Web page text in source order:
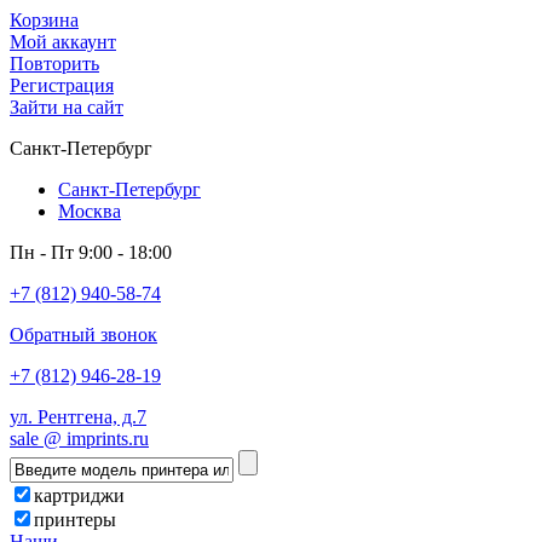
Корзина
Мой аккаунт
Повторить
Регистрация
Зайти на сайт
Санкт-Петербург
Санкт-Петербург
Москва
Пн - Пт 9:00 - 18:00
+7 (812) 940-58-74
Обратный звонок
+7 (812) 946-28-19
ул. Рентгена, д.7
sale @ imprints.ru
картриджи
принтеры